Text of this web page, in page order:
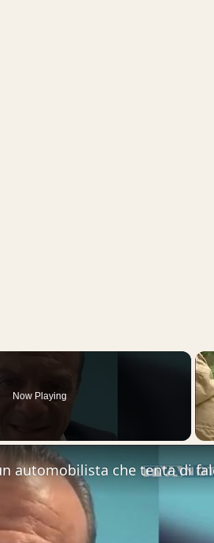
Now Playing